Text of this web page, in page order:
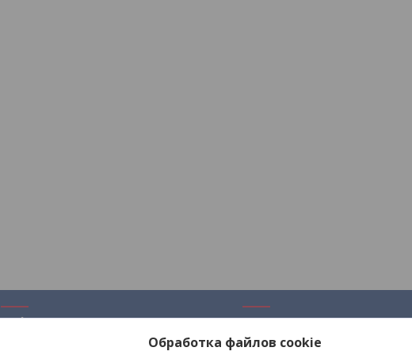
Информация Полезное
Каталог
Обработка файлов cookie